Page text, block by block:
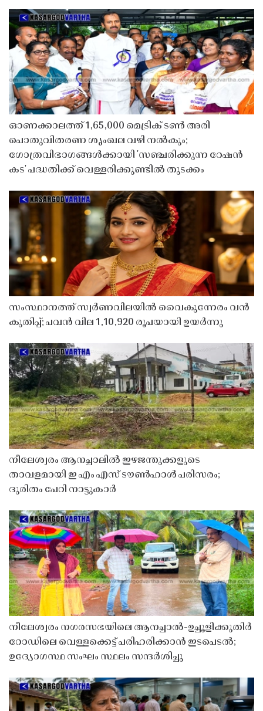
ഓണക്കാലത്ത് 1,65,000 മെട്രിക് ടൺ അരി
പൊതുവിതരണ ശൃംഖല വഴി നൽകും;
ഗോത്രവിഭാഗങ്ങൾക്കായി 'സഞ്ചരിക്കുന്ന റേഷൻ
കട' പദ്ധതിക്ക് വെള്ളരിക്കുണ്ടിൽ തുടക്കം
സംസ്ഥാനത്ത് സ്വർണവിലയിൽ വൈകുന്നേരം വൻ
കുതിപ്പ്; പവൻ വില 1,10,920 രൂപയായി ഉയർന്നു
നീലേശ്വരം ആനച്ചാലിൽ ഇഴജന്തുക്കളുടെ
താവളമായി ഇ എം എസ് ടൗൺഹാൾ പരിസരം;
ദുരിതം പേറി നാട്ടുകാർ
നീലേശ്വരം നഗരസഭയിലെ ആനച്ചാൽ-ഉച്ചൂളിക്കുതിർ
റോഡിലെ വെള്ളക്കെട്ട് പരിഹരിക്കാൻ ഇടപെടൽ;
ഉദ്യോഗസ്ഥ സംഘം സ്ഥലം സന്ദർശിച്ചു